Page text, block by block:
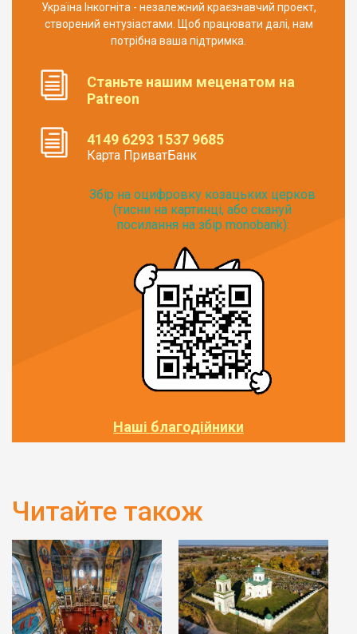
Україна Інкогніта - незалежний краєзнавчий проект,
створений ентузіастами. Щоб працювати далі, нам
потрібна ваша підтримка.
Станьте нашим меценатом на
Patreon
4149 6293 1537 9685
Карта ПриватБанк
Збір на оцифровку козацьких церков
(тисни на картинці, або скануй
посилання на збір monobank):
Наші благодійники
Читайте також